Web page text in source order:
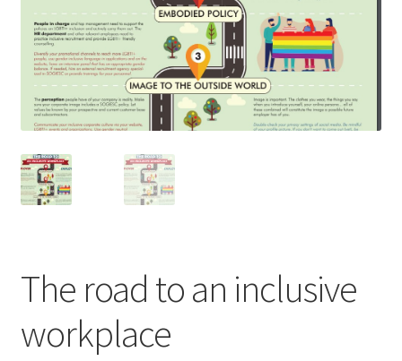
The road to an inclusive
workplace